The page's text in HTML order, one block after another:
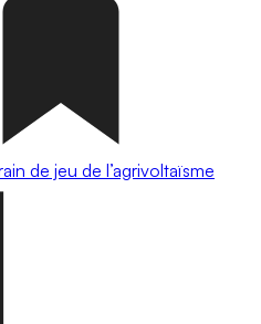
de jeu de l’agrivoltaïsme